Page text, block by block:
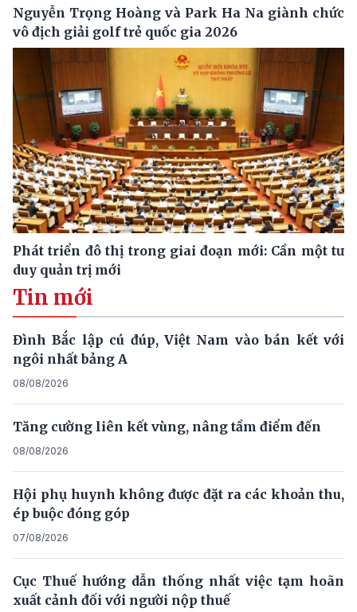
Nguyễn Trọng Hoàng và Park Ha Na giành chức
vô địch giải golf trẻ quốc gia 2026
Phát triển đô thị trong giai đoạn mới: Cần một tư
duy quản trị mới
Tin mới
Đình Bắc lập cú đúp, Việt Nam vào bán kết với
ngôi nhất bảng A
08/08/2026
Tăng cường liên kết vùng, nâng tầm điểm đến
08/08/2026
Hội phụ huynh không được đặt ra các khoản thu,
ép buộc đóng góp
07/08/2026
Cục Thuế hướng dẫn thống nhất việc tạm hoãn
xuất cảnh đối với người nộp thuế